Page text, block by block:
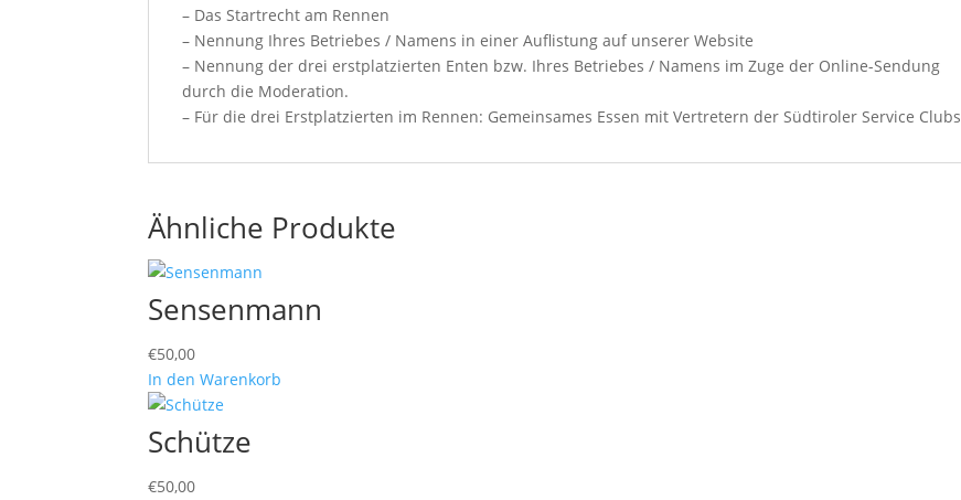
– Das Startrecht am Rennen
– Nennung Ihres Betriebes / Namens in einer Auflistung auf unserer Website
– Nennung der drei erstplatzierten Enten bzw. Ihres Betriebes / Namens im Zuge der Online-Sendung
durch die Moderation.
– Für die drei Erstplatzierten im Rennen: Gemeinsames Essen mit Vertretern der Südtiroler Service Clubs
Ähnliche Produkte
Sensenmann
€50,00
In den Warenkorb
Schütze
€50,00